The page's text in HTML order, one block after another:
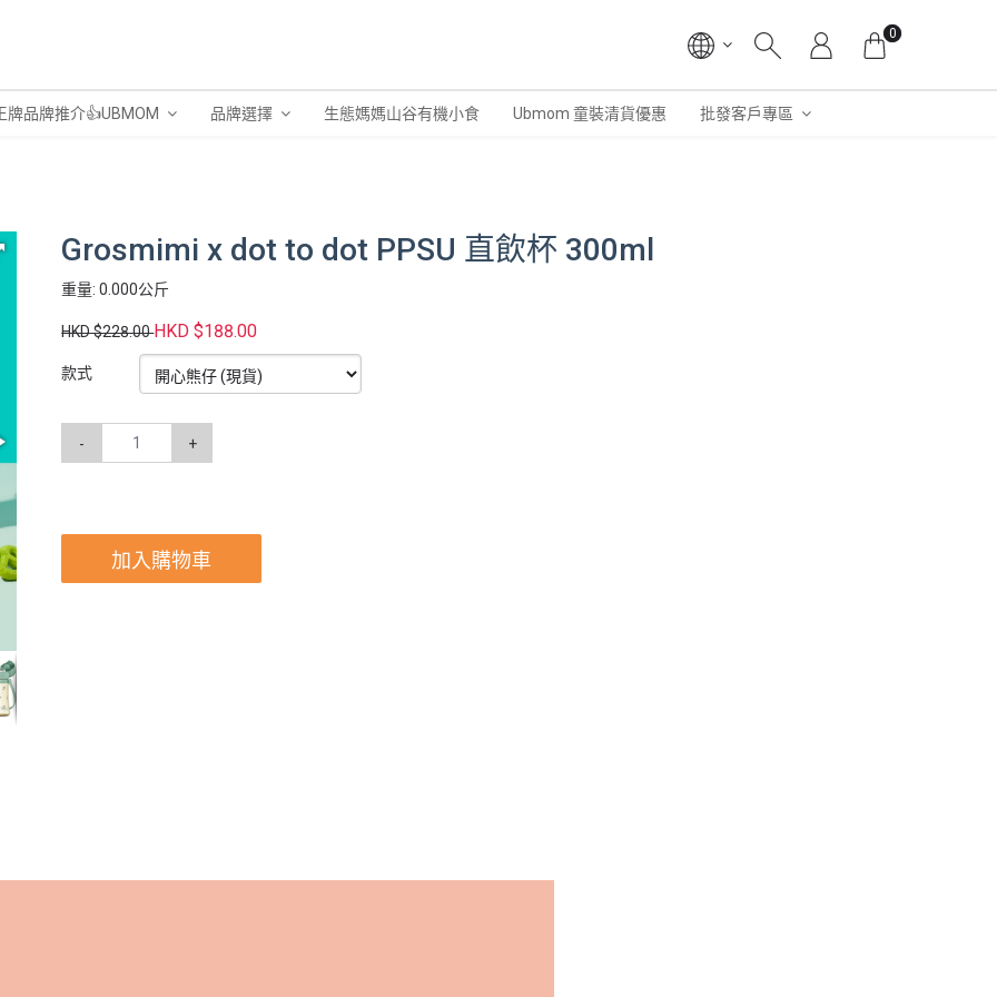
0
牌品牌推介👍UBMOM 品牌選擇 生態媽媽山谷有機小食 Ubmom 童裝清貨優惠 批發客戶專區
Grosmimi x dot to dot PPSU 直飲杯 300ml
重量: 0.000公斤
HKD $228.00HKD $188.00
款式
- +
加入購物車